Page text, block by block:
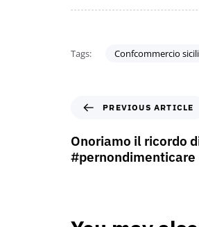
Tags: Confcommercio
PREVIOUS ARTICLE
Onoriamo il ricordo
#pernondimenticare